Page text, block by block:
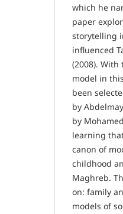
which he
paper
storytelling
influenced
(2008).
model in
been
by
by
learning
canon of
childhood
Maghreb.
on: family
models of